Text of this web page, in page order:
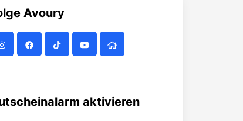
Avoury
aktivieren